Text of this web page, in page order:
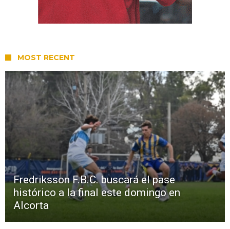
MOST RECENT
Fredriksson F.B.C. buscará el pase
histórico a la final este domingo en
Alcorta